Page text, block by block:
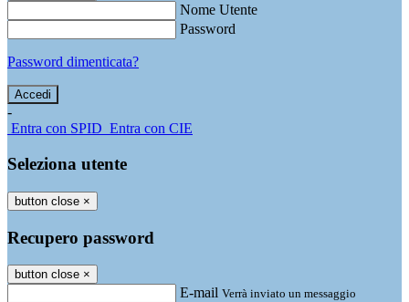
Nome Utente
Password
Password dimenticata?
-
Entra con SPID Entra con CIE
Seleziona utente
button close ×
Recupero password
button close ×
E-mail Verrà inviato un messaggio